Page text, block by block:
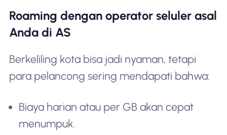
Roaming dengan operator seluler asal
Anda di AS
Berkeliling kota bisa jadi nyaman, tetapi
para pelancong sering mendapati bahwa:
Biaya harian atau per GB akan cepat
menumpuk.